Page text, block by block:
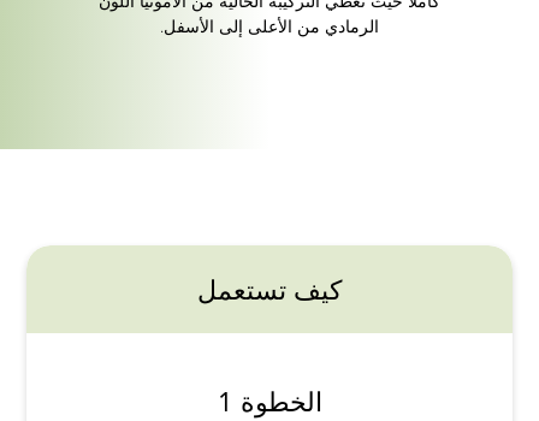
الرمادي من الأعلى إلى الأسفل.
كيف تستعمل
الخطوة 1